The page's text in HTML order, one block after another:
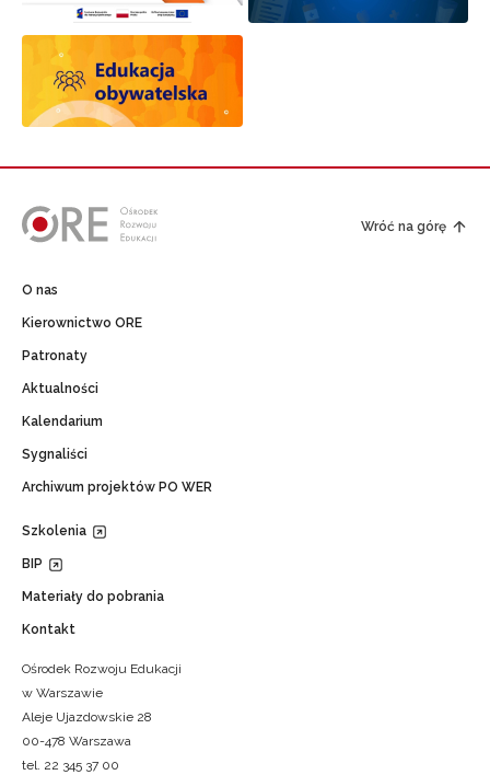
Wróć na górę
O nas
Kierownictwo ORE
Patronaty
Aktualności
Kalendarium
Sygnaliści
Archiwum projektów PO WER
Szkolenia
BIP
Materiały do pobrania
Kontakt
Ośrodek Rozwoju Edukacji
w Warszawie
Aleje Ujazdowskie 28
00-478 Warszawa
tel. 22 345 37 00